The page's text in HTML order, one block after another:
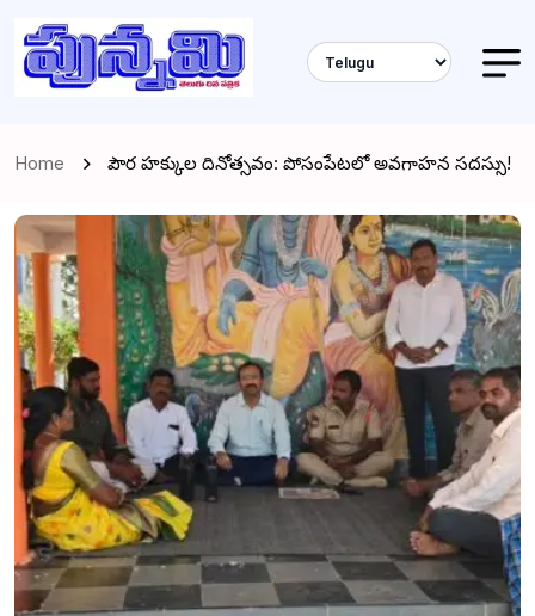
Home పౌర హక్కుల దినోత్సవం: పోసంపేటలో అవగాహన సదస్సు!